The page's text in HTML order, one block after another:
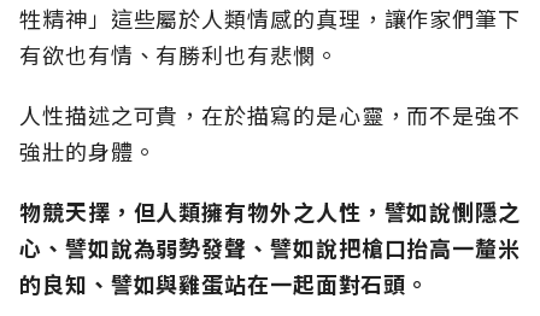
牲精神」這些屬於人類情感的真理，讓作家們筆下
有欲也有情、有勝利也有悲憫。
人性描述之可貴，在於描寫的是心靈，而不是強不
強壯的身體。
物競天擇，但人類擁有物外之人性，譬如說惻隱之
心、譬如說為弱勢發聲、譬如說把槍口抬高一釐米
的良知、譬如與雞蛋站在一起面對石頭。